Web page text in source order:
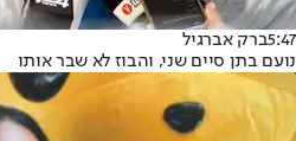
5:47ברק אברגיל
נועם בתן סיים שני, והבוז לא שבר אותו